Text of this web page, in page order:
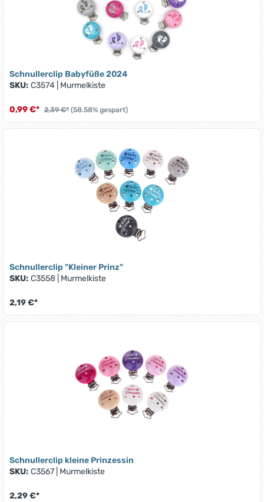
Schnullerclip Babyfüße 2024
SKU: C3574 Murmelkiste
0,99 €* 2,39 €* (58.58% gespart)
Schnullerclip "Kleiner Prinz"
SKU: C3558 Murmelkiste
2,19 €*
Schnullerclip kleine Prinzessin
SKU: C3567 Murmelkiste
2,29 €*